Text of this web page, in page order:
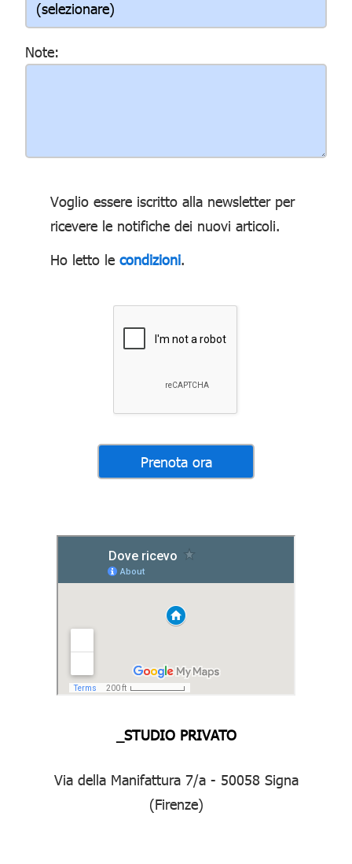
Note:
Voglio essere iscritto alla newsletter per
ricevere le notifiche dei nuovi articoli.
Ho letto le condizioni.
_STUDIO PRIVATO
Via della Manifattura 7/a - 50058 Signa
(Firenze)